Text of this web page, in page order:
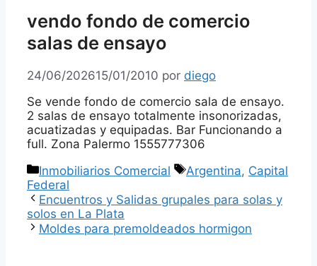
vendo fondo de comercio
salas de ensayo
24/06/202615/01/2010 por diego
Se vende fondo de comercio sala de ensayo.
2 salas de ensayo totalmente insonorizadas,
acuatizadas y equipadas. Bar Funcionando a
full. Zona Palermo 1555777306
Categorías
Inmobiliarios Comercial Etiquetas
Argentina, Capital
Federal
Encuentros y Salidas grupales para solas y
solos en La Plata
Moldes para premoldeados hormigon